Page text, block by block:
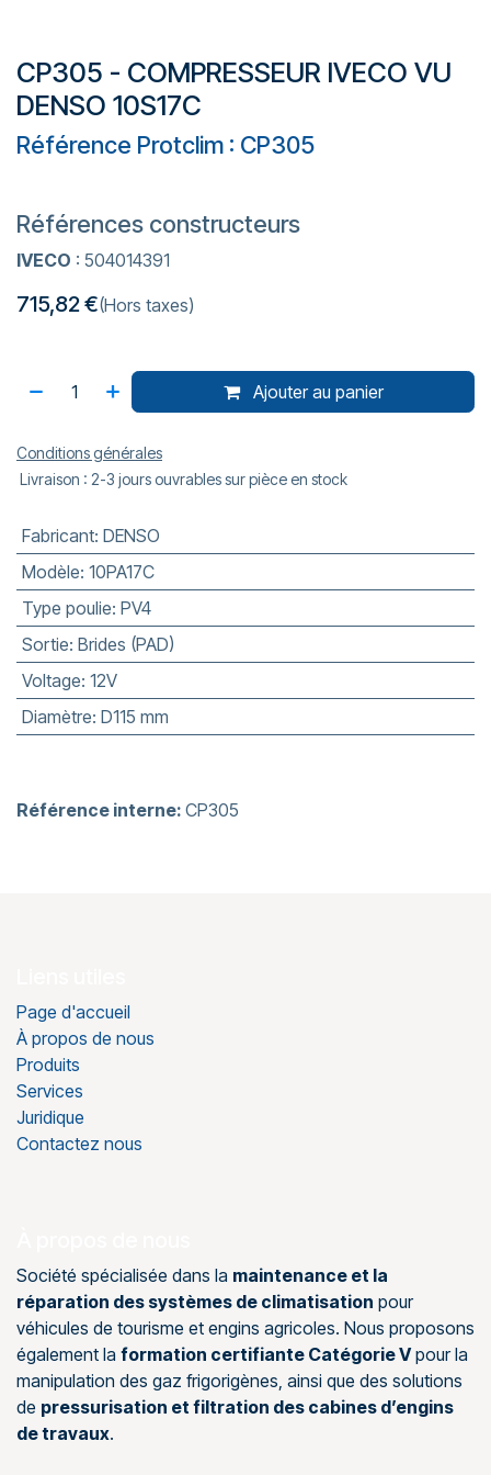
CP305 - COMPRESSEUR IVECO VU
DENSO 10S17C
Référence Protclim : CP305
Références constructeurs
IVECO : 504014391
715,82€(Hors taxes)
Ajouter au panier
Conditions générales
Livraison : 2-3 jours ouvrables sur pièce en stock
Fabricant: DENSO
Modèle: 10PA17C
Type poulie: PV4
Sortie: Brides (PAD)
Voltage: 12V
Diamètre: D115 mm
Référence interne: CP305
Page d'accueil
À propos de nous
Produits
Services
Juridique
Contactez nous
Société spécialisée dans la maintenance et la
réparation des systèmes de climatisation pour
véhicules de tourisme et engins agricoles. Nous proposons
également la formation certifiante Catégorie Vpour la
manipulation des gaz frigorigènes, ainsi que des solutions
de pressurisation et filtration des cabines d’engins
de travaux.